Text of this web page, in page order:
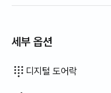
세부 옵션
디지털 도어락
침구류 제공
에어컨
식탁 및 의자
옷장
이용 불가:
열쇠 잠금 장치
이용 불가:
경비실 · 경비원
이용 불가:
건조기
이용 불가:
공용 가스레인지 · 인덕션
이용 불가:
공용 냉장고
이용 불가:
공용 전자레인지
이용 불가:
공용 건조기
이용 불가:
추가 침구류 가능
이용 불가:
보일러 (도시가스)
이용 불가:
소파
이용 불가:
사무용 책상
드라이기
행주
수세미
전기 주전자
전기 밥솥
조리 도구 (도마, 칼, 가위 등)
냄비 · 후라이팬
기본 식기 (그릇, 컵 등)
좌식 식탁
선풍기
전기보일러
빨래 건조대
이용 불가: 욕조
이용 불가: 비데
이용 불가: 필터 샤워기
이용 불가: 바디워시
이용 불가: 샴푸 · 린스
이용 불가: 비누
이용 불가: 화장지
이용 불가: 칫솔
이용 불가: 치약
이용 불가: 수건
이용 불가: 토퍼 · 접이식 매트리
이용 불가: 블라인드
이용 불가: 암막 커튼
이용 불가: 빗자루
이용 불가: 세탁 세제
이용 불가: 섬유 유연제
이용 불가: 식기 세정제
이용 불가: 음식물 쓰레기 봉투
이용 불가: 쓰레기 봉투
이용 불가: 청소기
이용 불가: 야외 바베큐 시설
이용 불가: 엘리베이터
이용 불가: 무료 피트니스
이용 불가: 수영장
이용 불가: 무료 공용 사우나
이용 불가: 스파 · 월풀
이용 불가: 자쿠지 · 히노끼탕
이용 불가: 테라스
이용 불가: 행거
이용 불가: 소파베드
이용 불가: 기름(등유) 난방
이용 불가: LPG 가스
이용 불가: 신재생 에너지
이용 불가: 빔프로젝터
이용 불가: 유선 인터넷
이용 불가: 다리미
이용 불가: 세탁건조기 일체형